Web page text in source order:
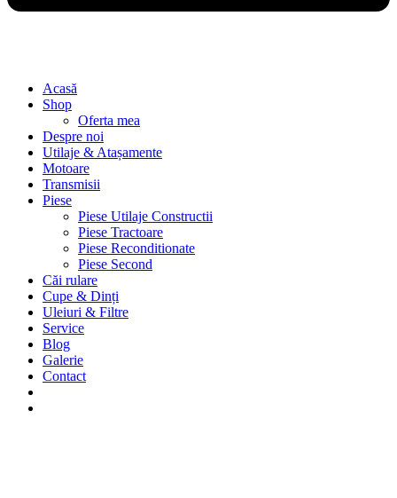
Acasă
Shop
Oferta mea
Despre noi
Utilaje & Atașamente
Motoare
Transmisii
Piese
Piese Utilaje Constructii
Piese Tractoare
Piese Reconditionate
Piese Second
Căi rulare
Cupe & Dinți
Uleiuri & Filtre
Service
Blog
Galerie
Contact